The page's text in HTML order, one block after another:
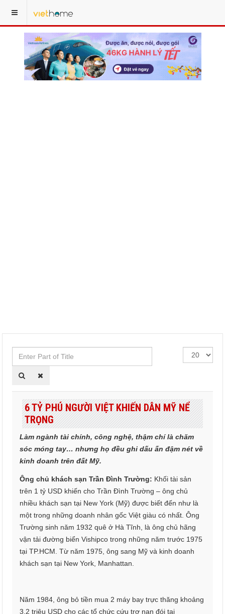
Enter
Part
of
Hiển
thị
6 TỶ PHÚ NGƯỜI VIỆT KHIẾN DÂN MỸ NỂ
TRỌNG
Làm ngành tài chính, công nghệ, thậm chí là chăm
sóc móng tay… nhưng họ đều ghi dấu ấn đậm nét về
kinh doanh trên đất Mỹ.
Ông chủ khách sạn Trần Đình Trường: Khối tài sản
trên 1 tỷ USD khiến cho Trần Đình Trường – ông chủ
nhiều khách sạn tại New York (Mỹ) được biết đến như là
một trong những doanh nhân gốc Việt giàu có nhất. Ông
Trường sinh năm 1932 quê ở Hà Tĩnh, là ông chủ hãng
vận tải đường biển Vishipco trong những năm trước 1975
tại TP.HCM. Từ năm 1975, ông sang Mỹ và kinh doanh
khách sạn tại New York, Manhattan.
Năm 1984, ông bỏ tiền mua 2 máy bay trực thăng khoảng
3,2 triệu USD cho các tổ chức cứu trợ nạn đói tại